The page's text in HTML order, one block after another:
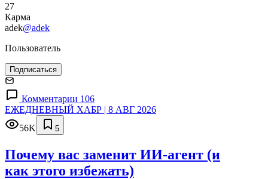
27
Карма
adek@adek
Пользователь
Подписаться
Комментарии 106
ЕЖЕДНЕВНЫЙ ХАБР | 8 АВГ 2026
56K
5
Почему вас заменит ИИ‑агент (и
как этого избежать)